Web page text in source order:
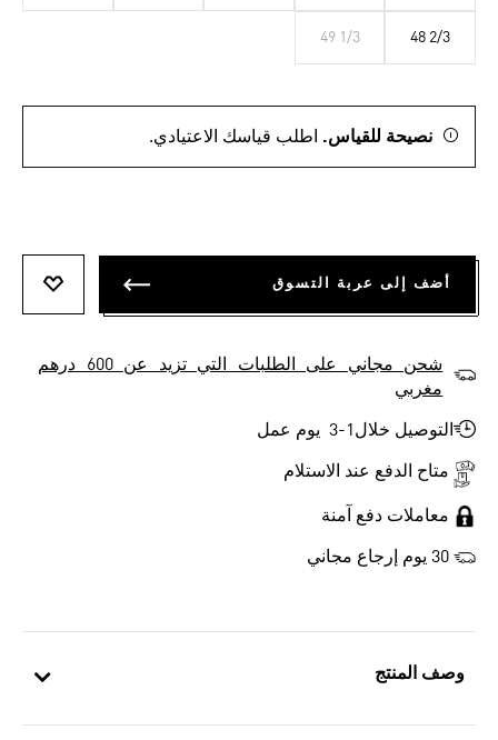
وصف المنتج
48 2/3
49 1/3
نصيحة للقياس. اطلب قياسك الاعتيادي.
أضف إلى عربة التسوق
شحن مجاني على الطلبات التي تزيد عن 600 درهم
مغربي
التوصيل خلال1-3 يوم عمل
متاح الدفع عند الاستلام
معاملات دفع آمنة